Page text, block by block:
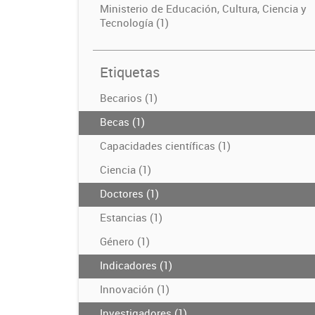
Ministerio de Educación, Cultura, Ciencia y
Tecnología (1)
Etiquetas
Becarios (1)
Becas (1)
Capacidades científicas (1)
Ciencia (1)
Doctores (1)
Estancias (1)
Género (1)
Indicadores (1)
Innovación (1)